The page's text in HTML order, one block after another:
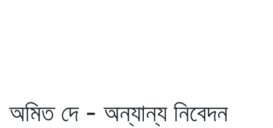
অমিত দে - অন্যান্য নিবেদন